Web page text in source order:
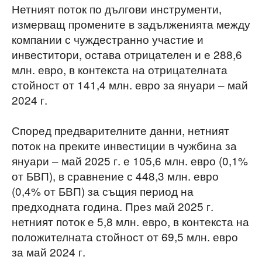
Нетният поток по дългови инструменти,
измерващ промените в задълженията между
компании с чуждестранно участие и
инвеститори, остава отрицателен и е 288,6
млн. евро, в контекста на отрицателната
стойност от 141,4 млн. евро за януари – май
2024 г.
Според предварителните данни, нетният
поток на преките инвестиции в чужбина за
януари – май 2025 г. е 105,6 млн. евро (0,1%
от БВП), в сравнение с 448,3 млн. евро
(0,4% от БВП) за същия период на
предходната година. През май 2025 г.
нетният поток е 5,8 млн. евро, в контекста на
положителната стойност от 69,5 млн. евро
за май 2024 г.